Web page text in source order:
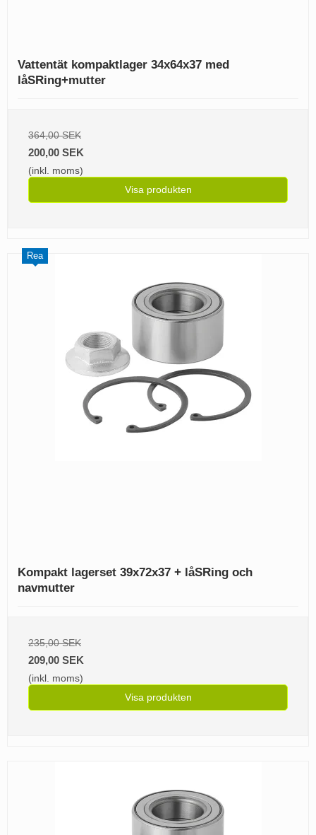
Vattentät kompaktlager 34x64x37 med
låSRing+mutter
364,00 SEK
200,00 SEK
(inkl. moms)
Visa produkten
Rea
Kompakt lagerset 39x72x37 + låSRing och
navmutter
235,00 SEK
209,00 SEK
(inkl. moms)
Visa produkten